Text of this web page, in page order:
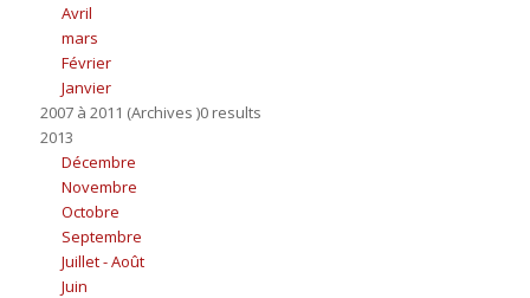
Avril
mars
Février
Janvier
2007 à 2011 (Archives )0 results
2013
Décembre
Novembre
Octobre
Septembre
Juillet - Août
Juin